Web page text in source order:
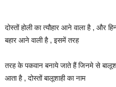
दोस्तों होली का त्यौहार आने वाला है , और
बहार आने वाली है , इसमें तरह
तरह के पकवान बनाये जाते हैं जिनमे से
आता है , दोस्तों बालूशाही का नाम